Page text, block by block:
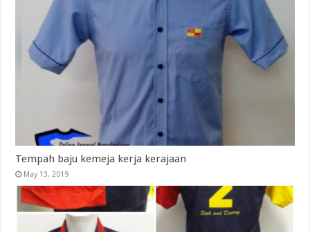
Tempah baju kemeja kerja kerajaan
May 13, 2019